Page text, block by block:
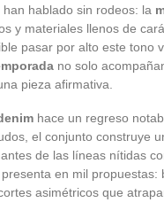
hablado sin rodeos: la
y materiales llenos de
pasar por alto este tono
no solo
pieza afirmativa.
hace un regreso
el conjunto construye
de las líneas nítidas
en mil propuestas:
asimétricos que